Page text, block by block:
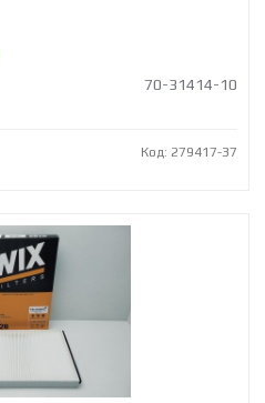
70-31414-10
Код: 279417-37